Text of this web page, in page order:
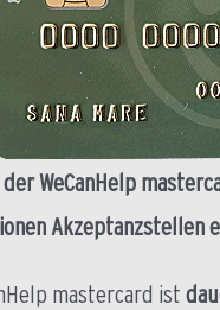
WeCanHelp
Akzeptanzstellen
mastercard ist